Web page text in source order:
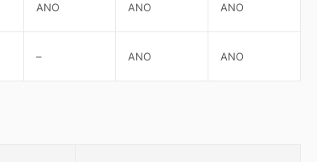
ANO ANO ANO
– ANO ANO